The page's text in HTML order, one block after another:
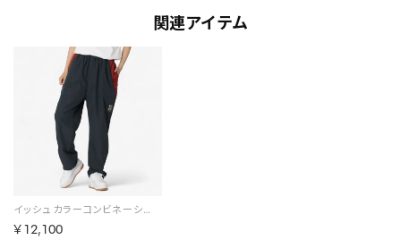
関連アイテム
イッシュ カラーコンビネーショントラックパンツ / IS:SUE Color Combination Track Pants【返品不可商品】（RED）
￥12,100